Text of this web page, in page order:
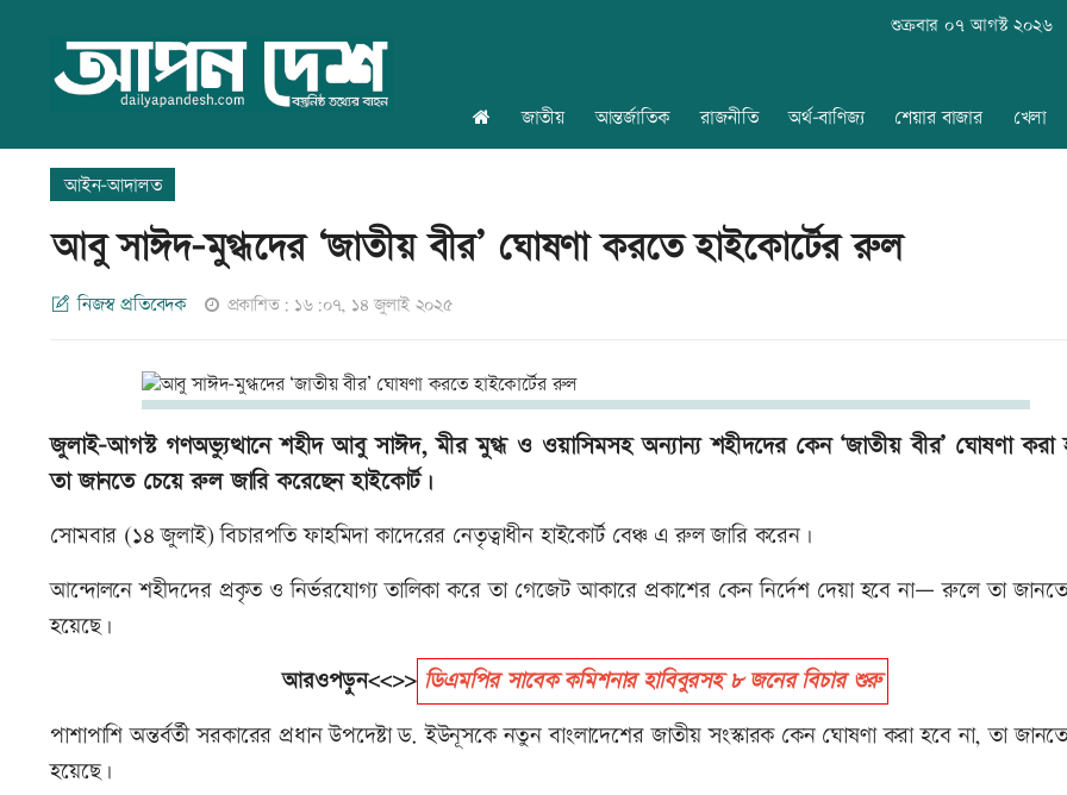
শুক্রবার ০৭ আগস্ট ২০২৬
জাতীয় আন্তর্জাতিক রাজনীতি অর্থ-বাণিজ্য শেয়ার বাজার খেলা
আইন-আদালত
আবু সাঈদ-মুগ্ধদের ‘জাতীয় বীর’ ঘোষণা করতে হাইকোর্টের রুল
নিজস্ব প্রতিবেদক প্রকাশিত: ১৬:০৭, ১৪ জুলাই ২০২৫
জুলাই-আগস্ট গণঅভ্যুত্থানে শহীদ আবু সাঈদ, মীর মুগ্ধ ও ওয়াসিমসহ অন্যান্য শহীদদের কেন ‘জাতীয় বীর’ ঘোষণা করা
তা জানতে চেয়ে রুল জারি করেছেন হাইকোর্ট।
সোমবার (১৪ জুলাই) বিচারপতি ফাহমিদা কাদেরের নেতৃত্বাধীন হাইকোর্ট বেঞ্চ এ রুল জারি করেন।
আন্দোলনে শহীদদের প্রকৃত ও নির্ভরযোগ্য তালিকা করে তা গেজেট আকারে প্রকাশের কেন নির্দেশ দেয়া হবে না— রুলে তা
হয়েছে।
আরওপড়ুন<<>> ডিএমপির সাবেক কমিশনার হাবিবুরসহ ৮ জনের বিচার শুরু
পাশাপাশি অন্তর্বর্তী সরকারের প্রধান উপদেষ্টা ড. ইউনূসকে নতুন বাংলাদেশের জাতীয় সংস্কারক কেন ঘোষণা করা হবে না, তা
হয়েছে।